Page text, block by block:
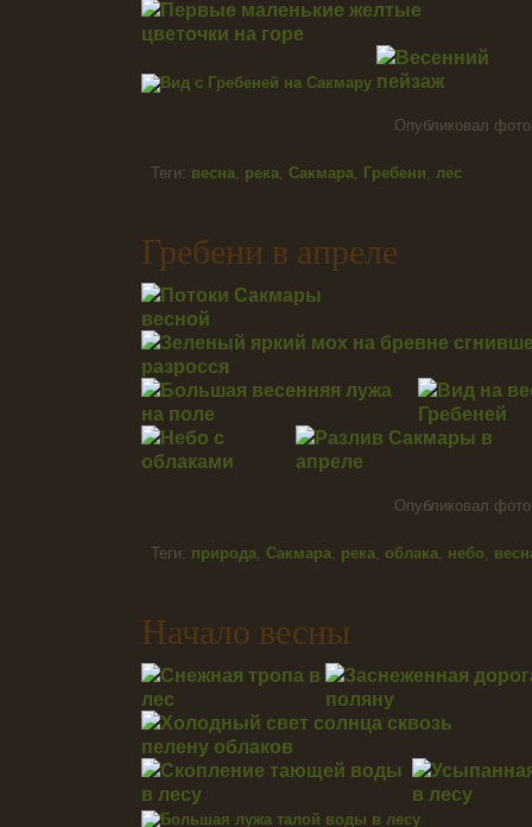
Опубликовал
Теги: весна, река, Сакмара, Гребени, лес
Гребени в апреле
Опубликовал
Теги: природа, Сакмара, река, облака, небо,
Начало весны